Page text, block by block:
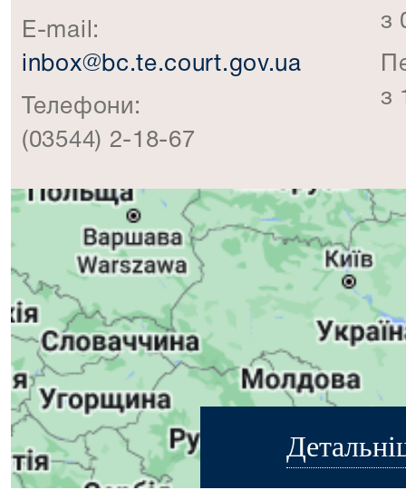
E-mail:
inbox@bc.te.court.gov.ua
Телефони:
(03544) 2-18-67
з
з